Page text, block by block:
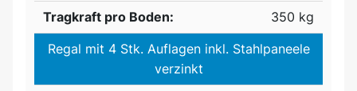
Tragkraft pro Boden:
350 kg
Regal mit 4 Stk. Auflagen inkl. Stahlpaneele
verzinkt